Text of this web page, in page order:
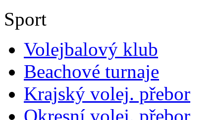
Sport
Volejbalový klub
Beachové turnaje
Krajský volej. přebor
Okresní volej. přebor